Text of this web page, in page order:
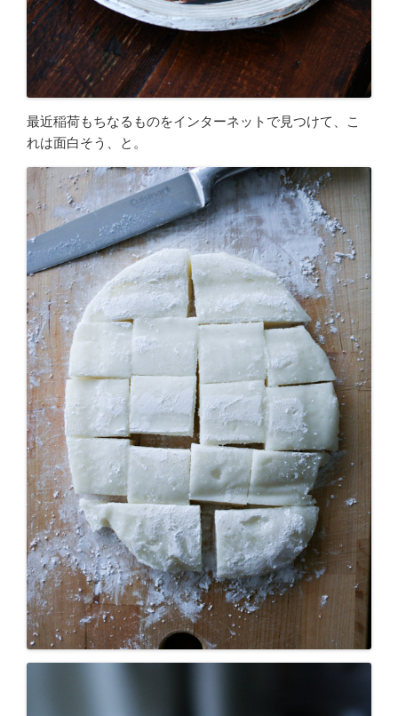
最近稲荷もちなるものをインターネットで見つけて、こ
れは面白そう、と。